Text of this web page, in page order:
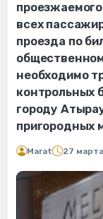
всех
проезда по
необходимо
контрольных
городу
пригородных
Marat 27